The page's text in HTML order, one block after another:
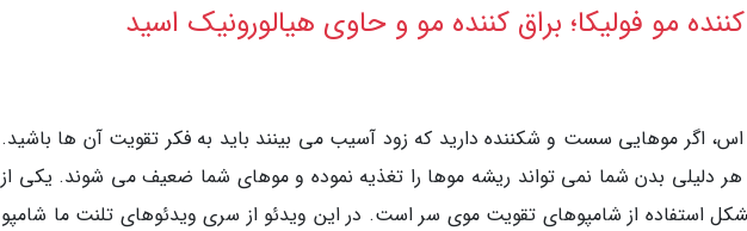
مو فولیکا؛ براق کننده مو و حاوی هیالورونیک اسید
اگر موهایی سست و شکننده دارید که زود آسیب می بینند باید به فکر تقویت آن ها باشید.
دلیلی بدن شما نمی تواند ریشه موها را تغذیه نموده و موهای شما ضعیف می شوند. یکی از
استفاده از شامپوهای تقویت موی سر است. در این ویدئو از سری ویدئوهای تلنت ما شامپو